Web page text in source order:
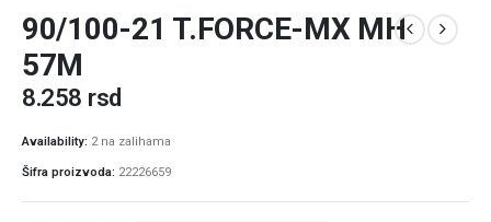
90/100-21 T.FORCE-MX MH
57M
8.258 rsd
Availability: 2 na zalihama
Šifra proizvoda: 22226659